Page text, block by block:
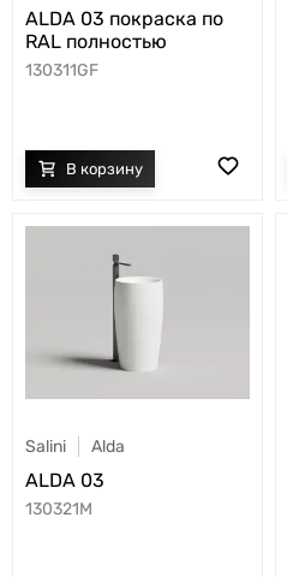
ALDA 03 покраска по
RAL полностью
130311GF
Salini Alda
ALDA 03
130321M